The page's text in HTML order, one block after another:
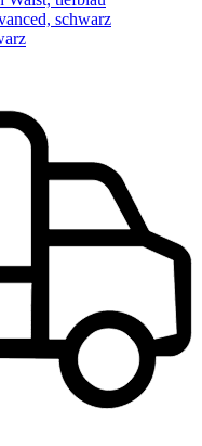
schwarz